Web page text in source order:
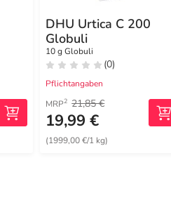
DHU Urtica C 200
Globuli
10 g Globuli
(0)
Pflichtangaben
MRP2 21,85 €
19,99 €
(1999,00 €/1 kg)